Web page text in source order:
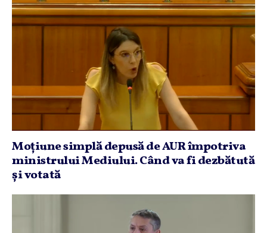
Moţiune simplă depusă de AUR împotriva
ministrului Mediului. Când va fi dezbătută
şi votată